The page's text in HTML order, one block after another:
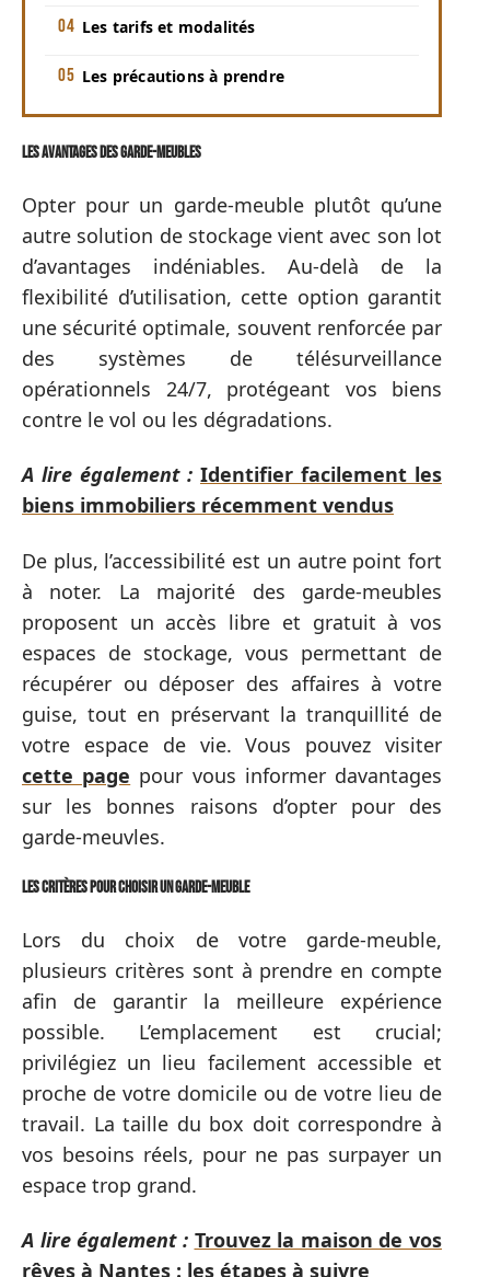
Les tarifs et modalités
Les précautions à prendre
Les avantages des garde-meubles
Opter pour un garde-meuble plutôt qu’une
autre solution de stockage vient avec son lot
d’avantages indéniables. Au-delà de la
flexibilité d’utilisation, cette option garantit
une sécurité optimale, souvent renforcée par
des systèmes de télésurveillance
opérationnels 24/7, protégeant vos biens
contre le vol ou les dégradations.
A lire également : Identifier facilement les
biens immobiliers récemment vendus
De plus, l’accessibilité est un autre point fort
à noter. La majorité des garde-meubles
proposent un accès libre et gratuit à vos
espaces de stockage, vous permettant de
récupérer ou déposer des affaires à votre
guise, tout en préservant la tranquillité de
votre espace de vie. Vous pouvez visiter
cette page pour vous informer davantages
sur les bonnes raisons d’opter pour des
garde-meuvles.
Les critères pour choisir un garde-meuble
Lors du choix de votre garde-meuble,
plusieurs critères sont à prendre en compte
afin de garantir la meilleure expérience
possible. L’emplacement est crucial;
privilégiez un lieu facilement accessible et
proche de votre domicile ou de votre lieu de
travail. La taille du box doit correspondre à
vos besoins réels, pour ne pas surpayer un
espace trop grand.
A lire également : Trouvez la maison de vos
rêves à Nantes : les étapes à suivre